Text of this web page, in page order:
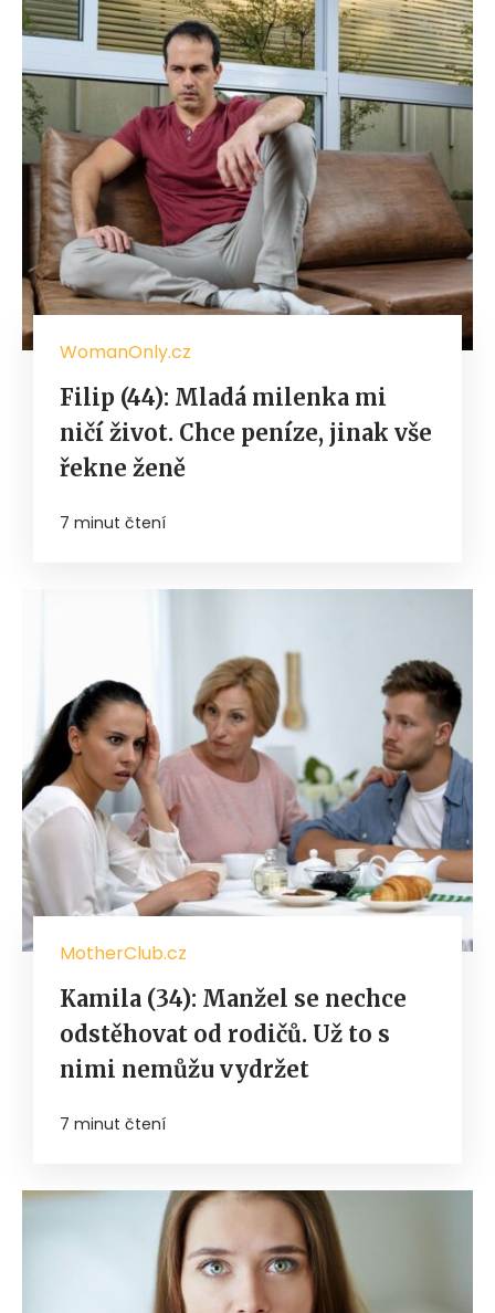
WomanOnly.cz
Filip (44): Mladá milenka mi
ničí život. Chce peníze, jinak vše
řekne ženě
7 minut čtení
MotherClub.cz
Kamila (34): Manžel se nechce
odstěhovat od rodičů. Už to s
nimi nemůžu vydržet
7 minut čtení